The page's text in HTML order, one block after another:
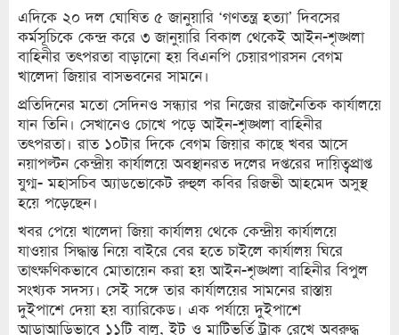
এদিকে ২০ দল ঘোষিত ৫ জানুয়ারি ‘গণতন্ত্র হত্যা’ দিবসের
কর্মসূচিকে কেন্দ্র করে ৩ জানুয়ারি বিকাল থেকেই আইন-শৃঙ্খলা
বাহিনীর তৎপরতা বাড়ানো হয় বিএনপি চেয়ারপারসন বেগম
খালেদা জিয়ার বাসভবনের সামনে।
প্রতিদিনের মতো সেদিনও সন্ধ্যার পর নিজের রাজনৈতিক কার্যালয়ে
যান তিনি। সেখানেও চোখে পড়ে আইন-শৃঙ্খলা বাহিনীর
তৎপরতা। রাত ১০টার দিকে বেগম জিয়ার কাছে খবর আসে
নয়াপল্টন কেন্দ্রীয় কার্যালয়ে অবস্থানরত দলের দপ্তরের দায়িত্বপ্রাপ্ত
যুগ্ম- মহাসচিব অ্যাডভোকেট রুহুল কবির রিজভী আহমেদ অসুস্থ
হয়ে পড়েছেন।
খবর পেয়ে খালেদা জিয়া কার্যালয় থেকে কেন্দ্রীয় কার্যালয়ে
যাওয়ার সিদ্ধান্ত নিয়ে বাইরে বের হতে চাইলে কার্যালয় ঘিরে
তাৎক্ষণিকভাবে মোতায়েন করা হয় আইন-শৃঙ্খলা বাহিনীর বিপুল
সংখ্যক সদস্য। সেই সঙ্গে তার কার্যালয়ের সামনের রাস্তায়
দুইপাশে দেয়া হয় ব্যারিকেড। এক পর্যায়ে দুইপাশে
আড়াআড়িভাবে ১১টি বালু, ইট ও মাটিভর্তি ট্রাক রেখে অবরুদ্ধ